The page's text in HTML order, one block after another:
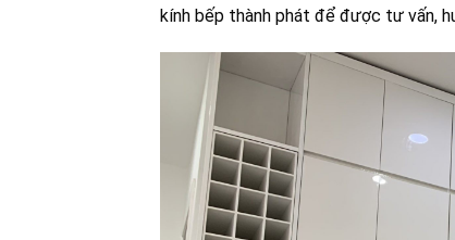
kính bếp thành phát để được tư vấn,